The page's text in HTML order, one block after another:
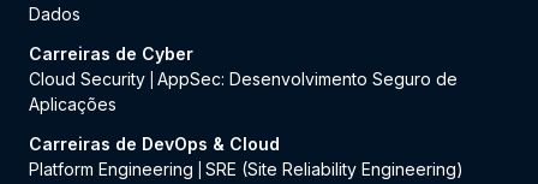
Dados
Carreiras de Cyber
Cloud Security AppSec: Desenvolvimento Seguro de
Aplicações
Carreiras de DevOps & Cloud
Platform Engineering
SRE (Site Reliability Engineering)